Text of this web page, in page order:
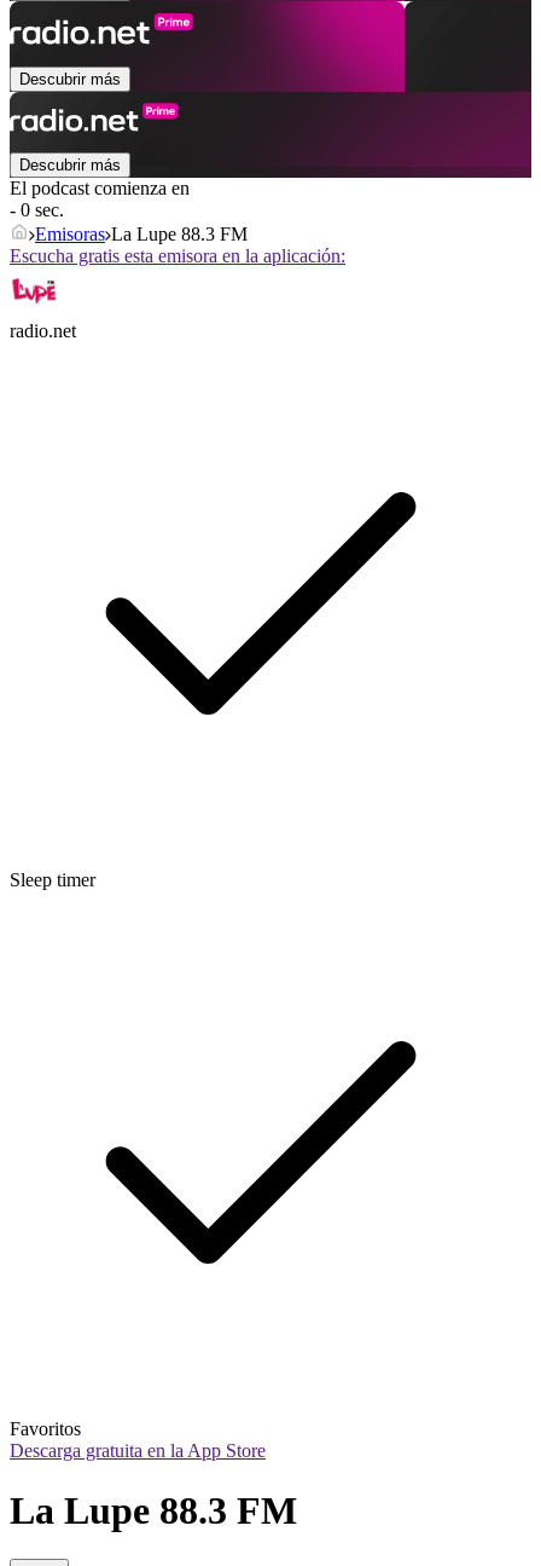
Descubrir más
Descubrir más
El podcast comienza en
- 0 sec.
Emisoras La Lupe 88.3 FM
Escucha gratis esta emisora en la aplicación:
radio.net
Sleep timer
Favoritos
Descarga gratuita en la App Store
La Lupe 88.3 FM